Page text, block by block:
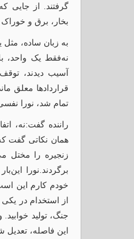
گرفتند. از جایی
بخار، برق و خوراک
به زبان ساده،
نه‌فقط یک واحد،
آسیب دیدند،
قراردادها معلق
تمام شد، نورا
راننده گفت:نه،
همان نکاتی گفت
زنجیره را مختل
برگردند.نورا
خودم کارم این
از استخدام در
جنگ، تولید
این فاصله،